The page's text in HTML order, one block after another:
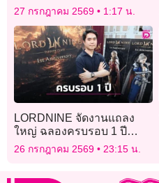
27 กรกฎาคม 2569 1:17 น.
LORDNINE จัดงานแถลง
ใหญ่ ฉลองครบรอบ 1 ปี
พร้อมเปิดตัวเซิร์ฟฯ ใหม่
“Helena”
26 กรกฎาคม 2569 23:15 น.